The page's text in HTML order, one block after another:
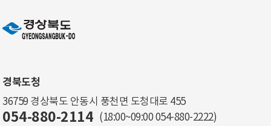
경북도청
36759 경상북도 안동시 풍천면 도청대로 455
054-880-2114 (18:00~09:00 054-880-2222)